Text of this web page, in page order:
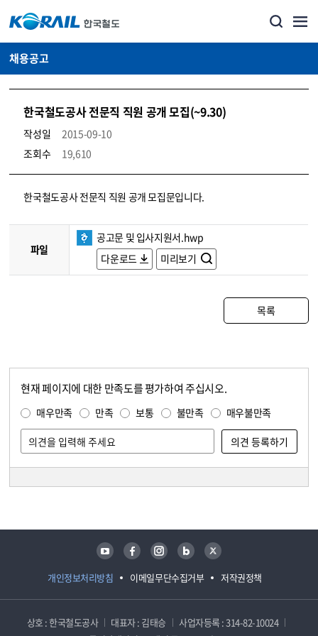
채용공고
한국철도공사 전문직 직원 공개 모집(~9.30)
작성일
2015-09-10
조회수
19,610
코레일소개_경영공시_채용공고 상세보기 – 내용, 파일, 담당자 연락처로 구성
한국철도공사 전문직 직원 공개 모집문입니다.
파일
공고문 및 입사지원서.hwp
다운로드
미리보기
목록
현재 페이지에 대한 만족도를 평가하여 주십시오.
매우만족 만족 보통 불만족 매우불만족
개인정보처리방침 이메일무단수집거부 저작권정책
유튜브 페이스북 인스타그램 블로그 트위터
상호 : 한국철도공사 대표자 : 김태승
사업자등록 : 314-82-10024